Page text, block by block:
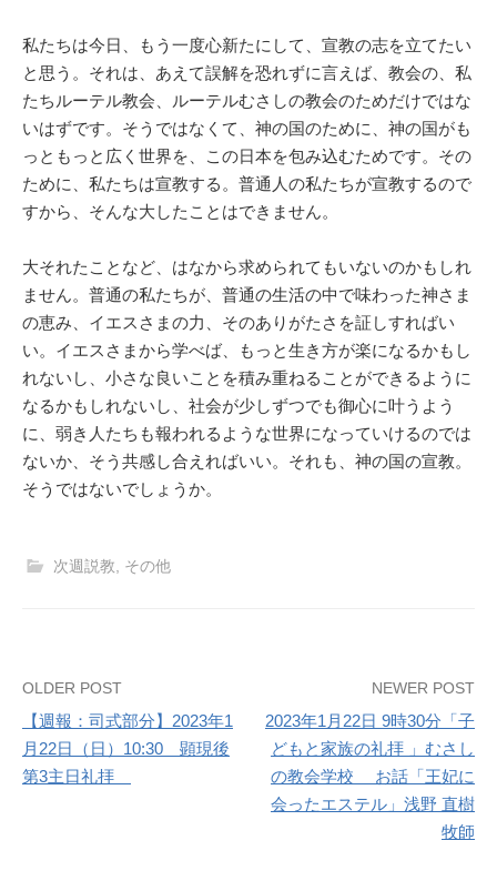
私たちは今日、もう一度心新たにして、宣教の志を立てたい
と思う。それは、あえて誤解を恐れずに言えば、教会の、私
たちルーテル教会、ルーテルむさしの教会のためだけではな
いはずです。そうではなくて、神の国のために、神の国がも
っともっと広く世界を、この日本を包み込むためです。その
ために、私たちは宣教する。普通人の私たちが宣教するので
すから、そんな大したことはできません。
大それたことなど、はなから求められてもいないのかもしれ
ません。普通の私たちが、普通の生活の中で味わった神さま
の恵み、イエスさまの力、そのありがたさを証しすればい
い。イエスさまから学べば、もっと生き方が楽になるかもし
れないし、小さな良いことを積み重ねることができるように
なるかもしれないし、社会が少しずつでも御心に叶うよう
に、弱き人たちも報われるような世界になっていけるのでは
ないか、そう共感し合えればいい。それも、神の国の宣教。
そうではないでしょうか。
次週説教, その他
Post
navigation
OLDER POST
【週報：司式部分】2023年1
月22日（日）10:30 顕現後
第3主日礼拝
NEWER POST
2023年1月22日 9時30分「子
どもと家族の礼拝 」むさし
の教会学校 お話「王妃に
会ったエステル」浅野 直樹
牧師